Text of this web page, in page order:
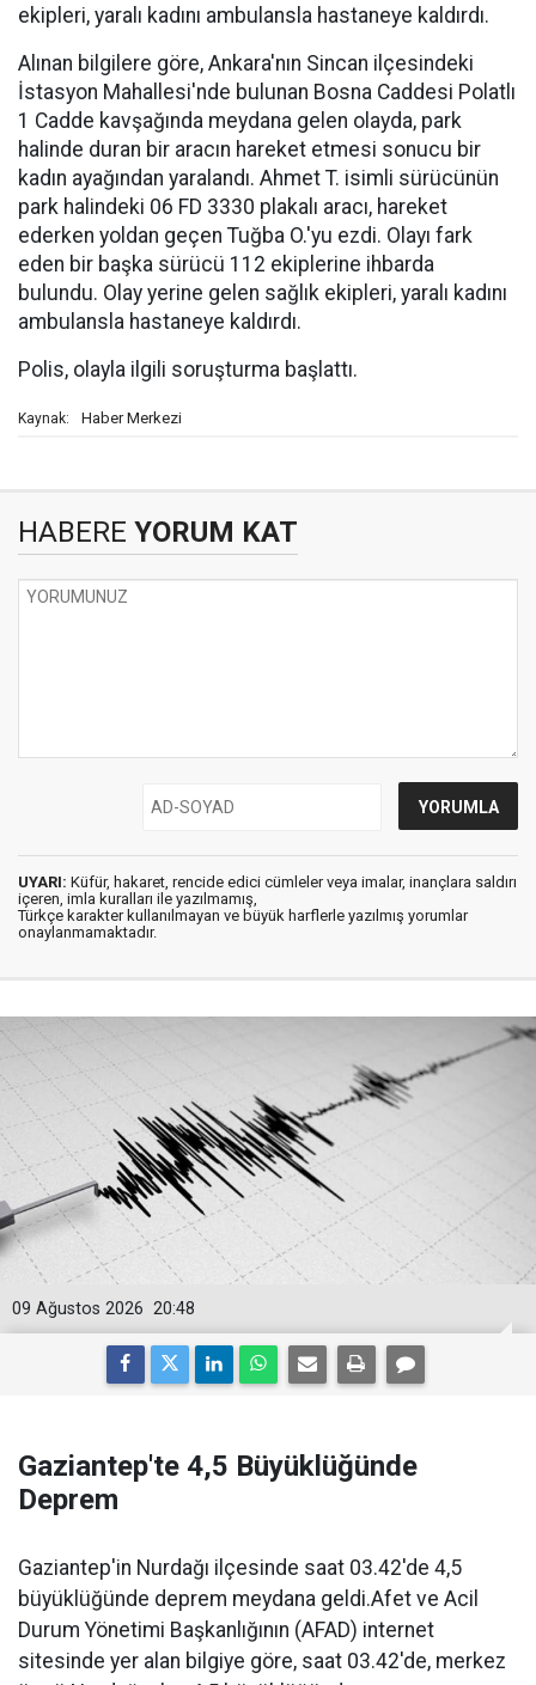
ekipleri, yaralı kadını ambulansla hastaneye kaldırdı.
Alınan bilgilere göre, Ankara'nın Sincan ilçesindeki
İstasyon Mahallesi'nde bulunan Bosna Caddesi Polatlı
1 Cadde kavşağında meydana gelen olayda, park
halinde duran bir aracın hareket etmesi sonucu bir
kadın ayağından yaralandı. Ahmet T. isimli sürücünün
park halindeki 06 FD 3330 plakalı aracı, hareket
ederken yoldan geçen Tuğba O.'yu ezdi. Olayı fark
eden bir başka sürücü 112 ekiplerine ihbarda
bulundu. Olay yerine gelen sağlık ekipleri, yaralı kadını
ambulansla hastaneye kaldırdı.
Polis, olayla ilgili soruşturma başlattı.
Kaynak: Haber Merkezi
HABERE YORUM KAT
UYARI: Küfür, hakaret, rencide edici cümleler veya imalar, inançlara saldırı
içeren, imla kuralları ile yazılmamış,
Türkçe karakter kullanılmayan ve büyük harflerle yazılmış yorumlar
onaylanmamaktadır.
20:48
09 Ağustos 2026
Gaziantep'te 4,5 Büyüklüğünde
Deprem
Gaziantep'in Nurdağı ilçesinde saat 03.42'de 4,5
büyüklüğünde deprem meydana geldi.Afet ve Acil
Durum Yönetimi Başkanlığının (AFAD) internet
sitesinde yer alan bilgiye göre, saat 03.42'de, merkez